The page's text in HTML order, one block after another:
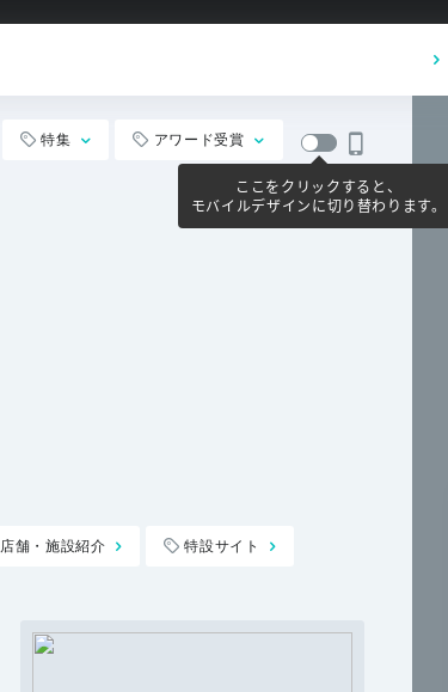
特集 アワード受賞
店舗・施設紹介 特設サイト
ここをクリックすると、
モバイルデザインに切り替わります。